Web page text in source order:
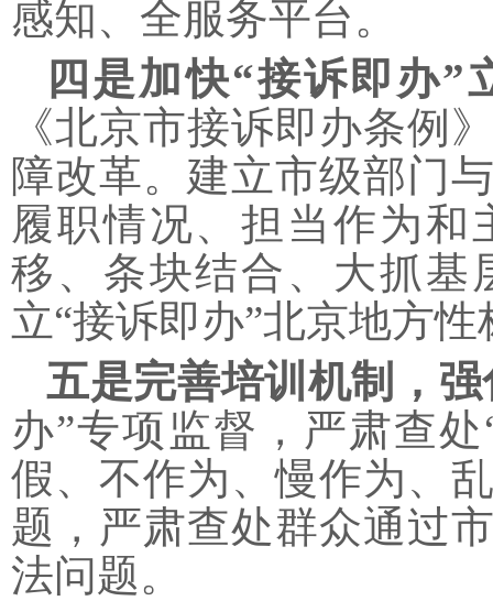
感知、全服务平台。
四是加快“接诉即办”
《北京市接诉即办条例
障改革。建立市级部门
履职情况、担当作为和
移、条块结合、大抓基
立“接诉即办”北京地方性
五是完善培训机制，
办”专项监督，严肃查
假、不作为、慢作为、
题，严肃查处群众通过
法问题。